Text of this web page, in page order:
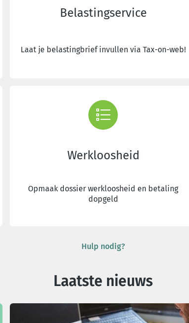
Belastingservice
Laat je belastingbrief invullen via Tax-on-web!
Werkloosheid
Opmaak dossier werkloosheid en betaling
dopgeld
Hulp nodig?
Laatste nieuws